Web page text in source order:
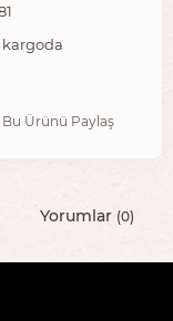
Bu Ürünü Paylaş
Yorumlar (0)